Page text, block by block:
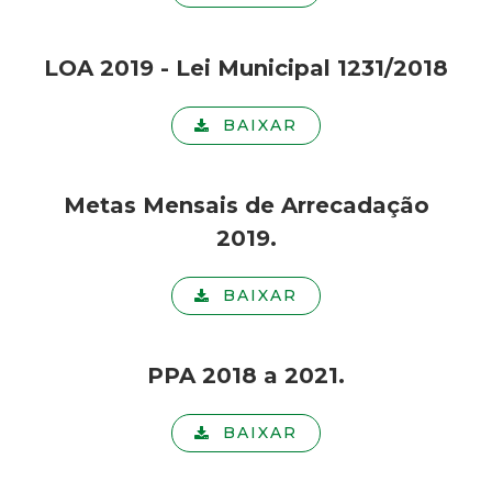
LOA 2019 - Lei Municipal 1231/2018
BAIXAR
Metas Mensais de Arrecadação
2019.
BAIXAR
PPA 2018 a 2021.
BAIXAR